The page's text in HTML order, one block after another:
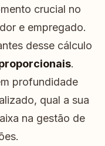
crucial no
e empregado.
desse cálculo
.
profundidade
qual a sua
na gestão de